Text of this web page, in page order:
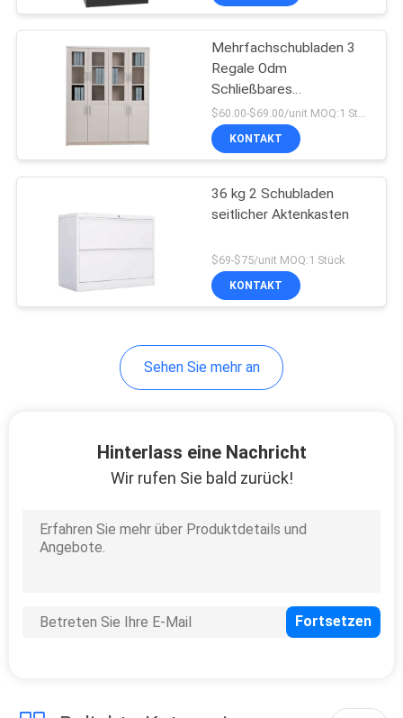
Mehrfachschubladen 3
Regale Odm
Schließbares
Metallfachfach
$60.00-$69.00/unit MOQ:1 Stück
KONTAKT
36 kg 2 Schubladen
seitlicher Aktenkasten
$69-$75/unit MOQ:1 Stück
KONTAKT
Sehen Sie mehr an
Hinterlass eine Nachricht
Wir rufen Sie bald zurück!